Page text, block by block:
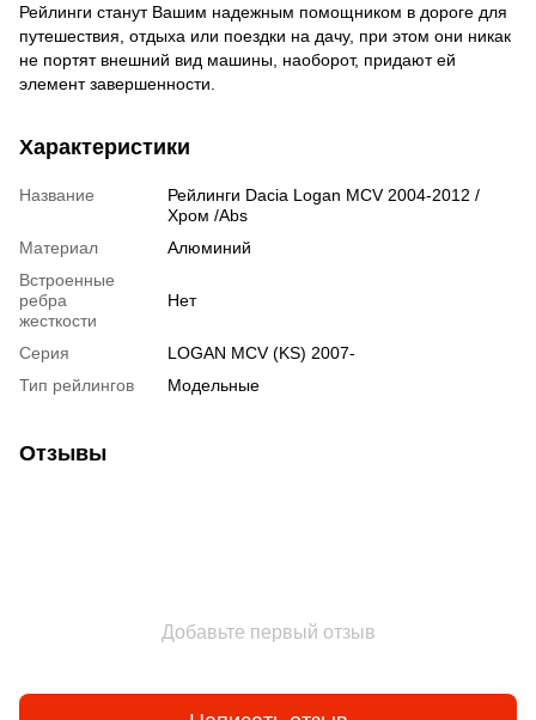
Рейлинги станут Вашим надежным помощником в дороге для
путешествия, отдыха или поездки на дачу, при этом они никак
не портят внешний вид машины, наоборот, придают ей
элемент завершенности.
Характеристики
Название
Рейлинги Dacia Logan MCV 2004-2012 /
Хром /Abs
Материал
Алюминий
Встроенные
ребра
жесткости
Нет
Серия
LOGAN MCV (KS) 2007-
Тип рейлингов
Модельные
Отзывы
Добавьте первый отзыв